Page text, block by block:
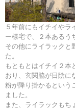
５年前にもイチイやラ
ー様宅で、２本あるう
その他にライラックと
た。
もともとはイチイ２本
おり、玄関脇が日陰に
粉が降り掛かるという
ました。
また、ライラックもち